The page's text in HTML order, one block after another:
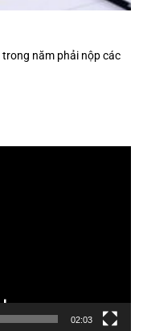
năm phải nộp các
02:03